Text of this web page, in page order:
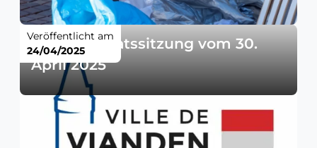
Gemeinderatssitzung vom 30.
April 2025
Veröffentlicht am
24/04/2025